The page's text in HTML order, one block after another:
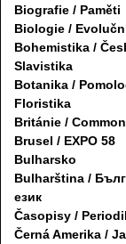
Biografie / Paměti
Biologie /
Bohemistika /
Slavistika
Botanika /
Floristika
Británie /
Brusel / EXPO 58
Bulharsko
Bulharština /
език
Časopisy /
Černá Amerika /